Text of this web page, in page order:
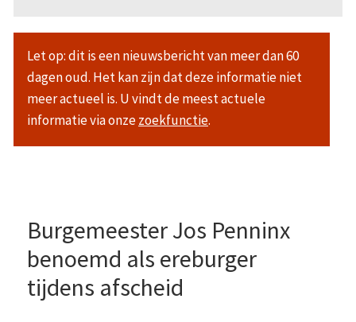
Let op: dit is een nieuwsbericht van meer dan 60
dagen oud. Het kan zijn dat deze informatie niet
meer actueel is. U vindt de meest actuele
informatie via onzezoekfunctie.
Burgemeester Jos Penninx
benoemd als ereburger
tijdens afscheid